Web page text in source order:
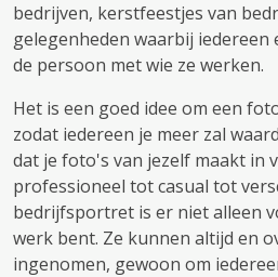
bedrijven, kerstfeestjes van
gelegenheden waarbij iedereen
de persoon met wie ze werken.
Het is een goed idee om een
zodat iedereen je meer zal
dat je foto's van jezelf maakt in
professioneel tot casual tot
bedrijfsportret is er niet alleen
werk bent. Ze kunnen altijd en
ingenomen, gewoon om